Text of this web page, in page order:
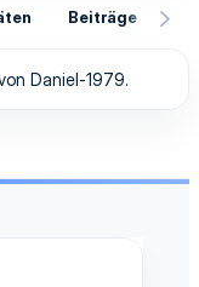
Beiträge
Daniel-1979.